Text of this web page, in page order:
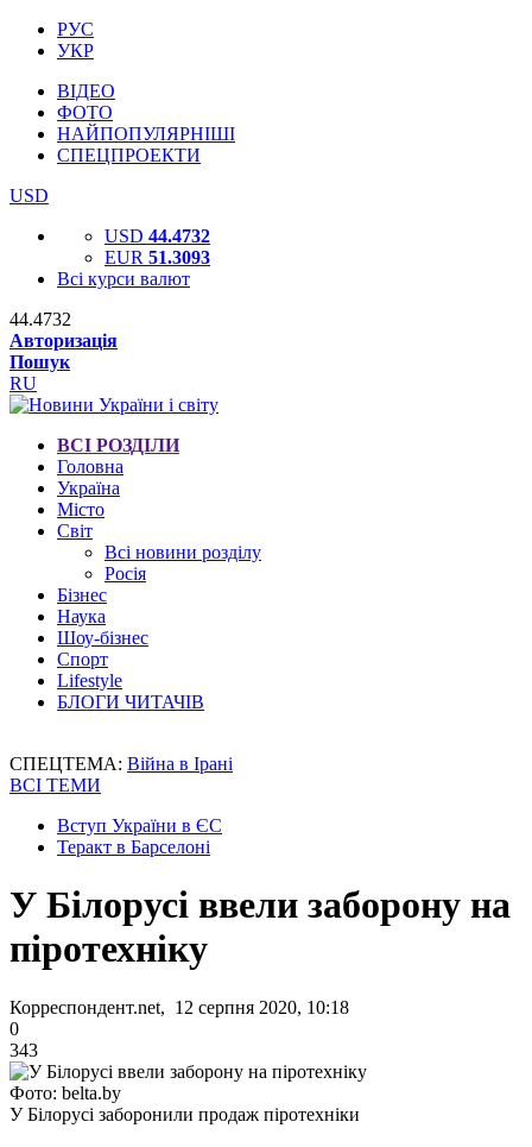
РУС
УКР
ВІДЕО
ФОТО
НАЙПОПУЛЯРНІШІ
СПЕЦПРОЕКТИ
USD
USD 44.4732
EUR 51.3093
Всі курси валют
44.4732
Авторизація
Пошук
RU
ВСІ РОЗДІЛИ
Головна
Україна
Місто
Світ
Всі новини розділу
Росія
Бізнес
Наука
Шоу-бізнес
Спорт
Lifestyle
БЛОГИ ЧИТАЧІВ
СПЕЦТЕМА: Війна в Ірані
ВСІ ТЕМИ
Вступ України в ЄС
Теракт в Барселоні
У Білорусі ввели заборону на
піротехніку
Корреспондент.net, 12 серпня 2020, 10:18
0
343
Фото: belta.by
У Білорусі заборонили продаж піротехніки